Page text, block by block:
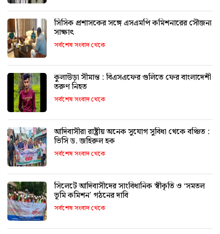
সিসিক প্রশাসকের সঙ্গে এসএমপি কমিশনারের সৌজন্য
সাক্ষাৎ
সর্বশেষ সংবাদ থেকে
কুলাউড়া সীমান্ত : বিএসএফের গুলিতে ফের বাংলাদেশী
তরুণ নিহত
সর্বশেষ সংবাদ থেকে
আদিবাসীরা রাষ্ট্রীয় অনেক সুযোগ সুবিধা থেকে বঞ্চিত :
ভিসি ড. জহিরুল হক
সর্বশেষ সংবাদ থেকে
সিলেটে আদিবাসীদের সাংবিধানিক স্বীকৃতি ও ‘সমতল
ভূমি কমিশন’ গঠনের দাবি
সর্বশেষ সংবাদ থেকে